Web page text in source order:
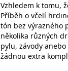
Vzhledem k tomu,
Příběh o včelí
tón bez výrazného
několika různých
pylu, závody
žádnou extra